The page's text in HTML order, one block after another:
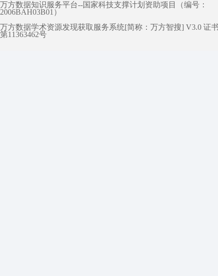
万方数据知识服务平台--国家科技支撑计划资助项目（编号：
2006BAH03B01）
万方数据学术资源发现获取服务系统[简称：万方智搜] V3.0 证
第11363462号